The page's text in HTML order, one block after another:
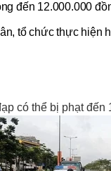
đến 12.000.000
tổ chức thực hiện
có thể bị phạt đến